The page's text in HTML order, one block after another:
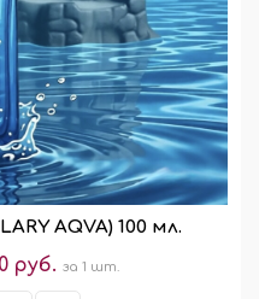
AQVA) 100 мл.
руб. за 1 шт.